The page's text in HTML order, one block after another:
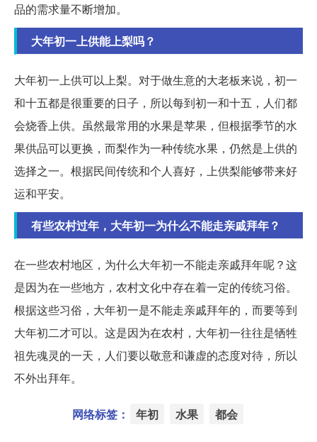
品的需求量不断增加。
大年初一上供能上梨吗？
大年初一上供可以上梨。对于做生意的大老板来说，初一
和十五都是很重要的日子，所以每到初一和十五，人们都
会烧香上供。虽然最常用的水果是苹果，但根据季节的水
果供品可以更换，而梨作为一种传统水果，仍然是上供的
选择之一。根据民间传统和个人喜好，上供梨能够带来好
运和平安。
有些农村过年，大年初一为什么不能走亲戚拜年？
在一些农村地区，为什么大年初一不能走亲戚拜年呢？这
是因为在一些地方，农村文化中存在着一定的传统习俗。
根据这些习俗，大年初一是不能走亲戚拜年的，而要等到
大年初二才可以。这是因为在农村，大年初一往往是牺牲
祖先魂灵的一天，人们要以敬意和谦虚的态度对待，所以
不外出拜年。
网络标签： 年初 水果 都会